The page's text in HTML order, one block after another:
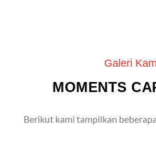
Galeri
MOMENTS
Berikut kami tampilkan